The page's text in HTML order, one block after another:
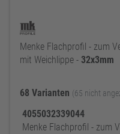
Menke Flachprofil - zum
mit Weichlippe - 32x3mm
68 Varianten (65 nicht
4055032339044
Menke Flachprofil - zum